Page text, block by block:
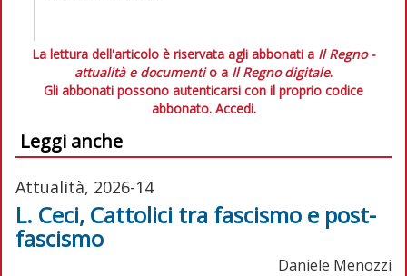
La lettura dell'articolo è riservata agli abbonati a Il Regno -
attualità e documentio a Il Regno digitale.
Gli abbonati possono autenticarsi con il proprio codice
abbonato. Accedi.
Leggi anche
Attualità, 2026-14
L. Ceci, Cattolici tra fascismo e post-
fascismo
Daniele Menozzi